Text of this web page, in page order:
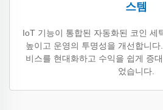
스템
IoT 기능이 통합된 자동화된 코인 세
높이고 운영의 투명성을 개선합니
비스를 현대화하고 수익을 쉽게 증
었습니다.